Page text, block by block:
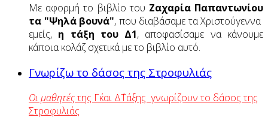
Με αφορμή το βιβλίο του Ζαχαρία Παπαντωνίου
τα "Ψηλά βουνά", που διαβάσαμε τα Χριστούγεννα
εμείς, η τάξη του Δ1, αποφασίσαμε να κάνουμε
κάποια κολάζ σχετικά με το βιβλίο αυτό.
Γνωρίζω το δάσος της Στροφυλιάς
Οι μαθητέςτης Γ΄και Δ΄Τάξης γνωρίζουν το δάσος της
Στροφυλιάς